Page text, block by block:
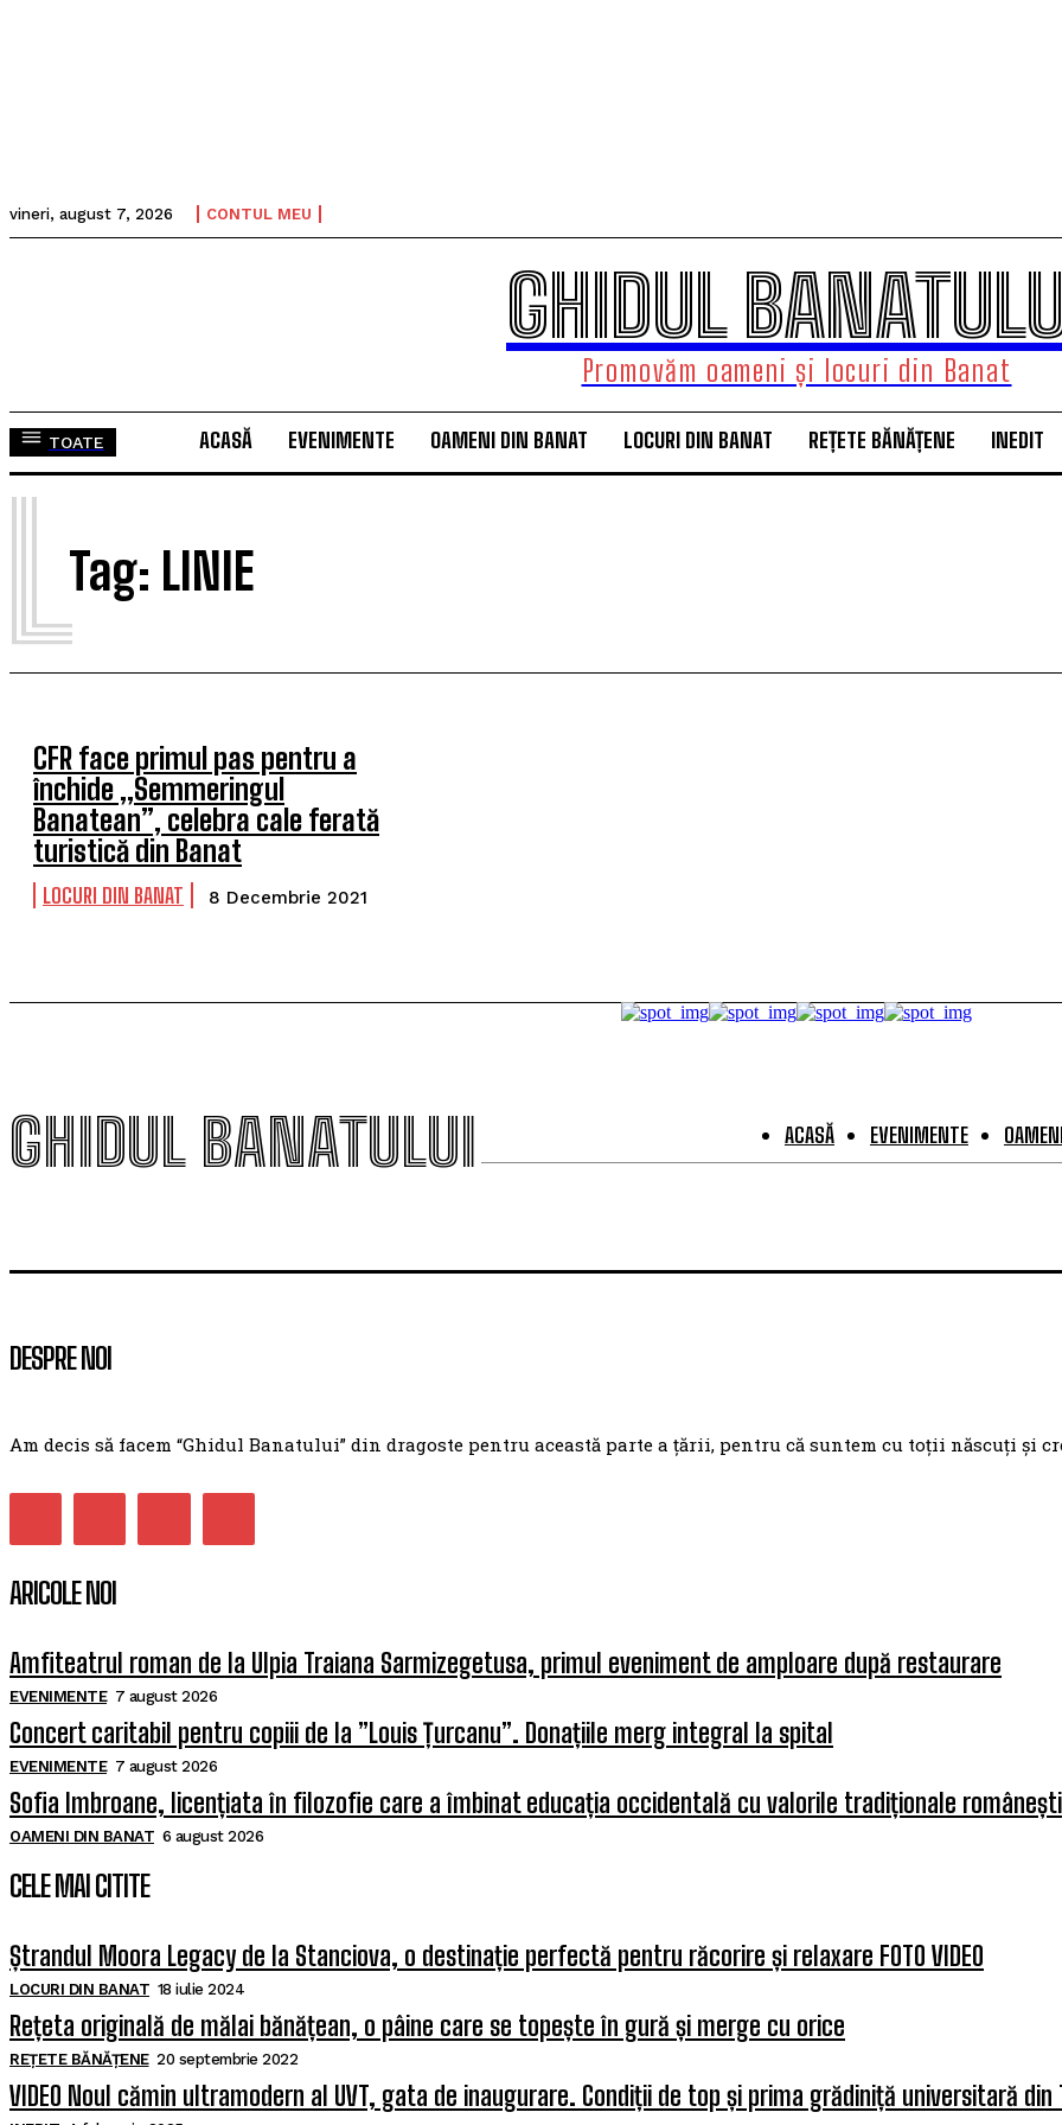
vineri, august 7, 2026 CONTUL MEU
GHIDUL
Promovăm oameni și locuri din Banat
TOATE ACASĂ EVENIMENTE OAMENI DIN BANAT LOCURI DIN BANAT REȚETE BĂNĂȚENE INEDIT
Tag: LINIE
L
CFR face primul pas pentru a
închide „Semmeringul
Banatean”, celebra cale ferată
turistică din Banat
LOCURI DIN BANAT 8 Decembrie 2021
GHIDUL BANATULUI ACASĂ EVENIMENTE
DESPRE NOI
Am decis să facem “Ghidul Banatului” din dragoste pentru această parte a țării, pentru că suntem cu toții născuți și
ARICOLE NOI
Amfiteatrul roman de la Ulpia Traiana Sarmizegetusa, primul eveniment de amploare după restaurare
EVENIMENTE 7 august 2026
Concert caritabil pentru copiii de la ”Louis Țurcanu”. Donațiile merg integral la spital
EVENIMENTE 7 august 2026
Sofia Imbroane, licențiata în filozofie care a îmbinat educația occidentală cu valorile tradiționale românești
OAMENI DIN BANAT 6 august 2026
CELE MAI CITITE
Ștrandul Moora Legacy de la Stanciova, o destinație perfectă pentru răcorire și relaxare FOTO VIDEO
LOCURI DIN BANAT 18 iulie 2024
Rețeta originală de mălai bănățean, o pâine care se topește în gură și merge cu orice
REȚETE BĂNĂȚENE 20 septembrie 2022
VIDEO Noul cămin ultramodern al UVT, gata de inaugurare. Condiții de top și prima grădiniță universitară din